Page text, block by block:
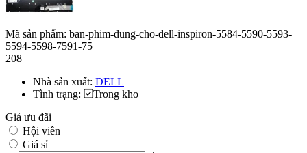
Mã sản phẩm: ban-phim-dung-cho-dell-inspiron-5584-5590-5593-
5594-5598-7591-75
208
Nhà sản xuất: DELL
Tình trạng:
Trong kho
Giá ưu đãi
Hội viên
Giá sỉ